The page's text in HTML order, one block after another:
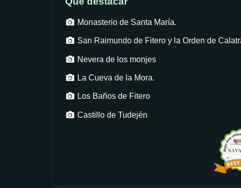
Monasterio de Santa María.
San Raimundo de Fitero y la Orden de
Nevera de los monjes
La Cueva de la Mora.
Los Baños de Fitero
Castillo de Tudején